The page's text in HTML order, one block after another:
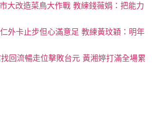
大改造菜鳥大作戰 教練錢薇娟：把能力
外卡止步但心滿意足 教練黃玟穎：明年
找回流暢走位擊敗台元 黃湘婷打滿全場累